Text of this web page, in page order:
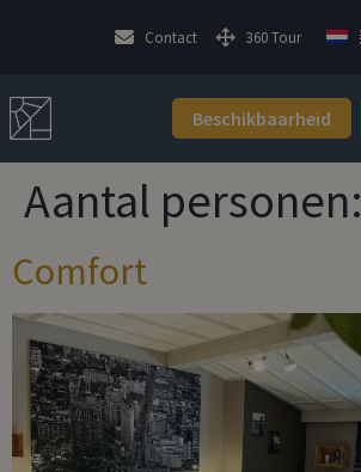
Contact 360 Tour
Beschikbaarheid
Aantal personen:
Comfort